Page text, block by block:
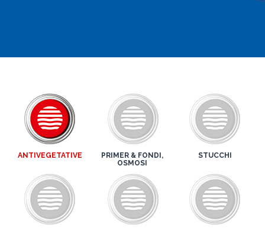
ANTIVEGETATIVE
PRIMER & FONDI,
OSMOSI
STUCCHI